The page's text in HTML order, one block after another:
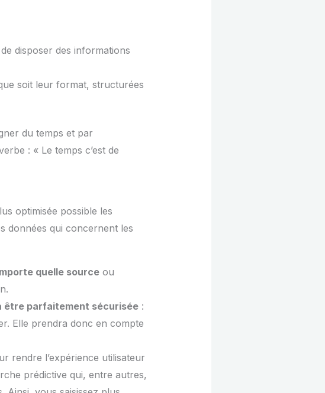
disposer des informations
soit leur format, structurées
du temps et par
: « Le temps c’est de
optimisée possible les
données qui concernent les
quelle sourceou
être parfaitement sécurisée:
Elle prendra donc en compte
rendre l’expérience utilisateur
prédictive qui, entre autres,